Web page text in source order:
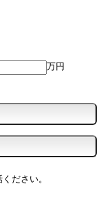
万円
ださい。